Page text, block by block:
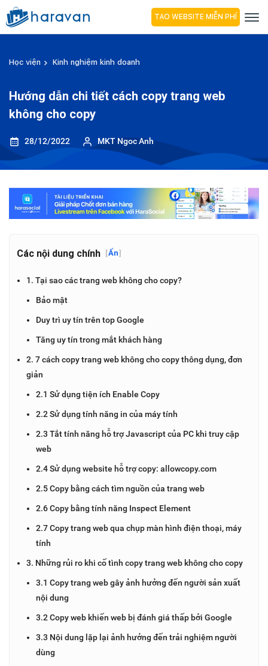
TẠO WEBSITE MIỄN PHÍ
Học viện Kinh nghiệm kinh doanh
Hướng dẫn chi tiết cách copy trang web
không cho copy
28/12/2022 MKT Ngoc Anh
Các nội dung chính [Ẩn]
1. Tại sao các trang web không cho copy?
Bảo mật
Duy trì uy tín trên top Google
Tăng uy tín trong mắt khách hàng
2. 7 cách copy trang web không cho copy thông dụng, đơn
giản
2.1 Sử dụng tiện ích Enable Copy
2.2 Sử dụng tính năng in của máy tính
2.3 Tắt tính năng hỗ trợ Javascript của PC khi truy cập
web
2.4 Sử dụng website hỗ trợ copy: allowcopy.com
2.5 Copy bằng cách tìm nguồn của trang web
2.6 Copy bằng tính năng Inspect Element
2.7 Copy trang web qua chụp màn hình điện thoại, máy
tính
3. Những rủi ro khi cố tình copy trang web không cho copy
3.1 Copy trang web gây ảnh hưởng đến người sản xuất
nội dung
3.2 Copy web khiến web bị đánh giá thấp bởi Google
3.3 Nội dung lặp lại ảnh hưởng đến trải nghiệm người
dùng